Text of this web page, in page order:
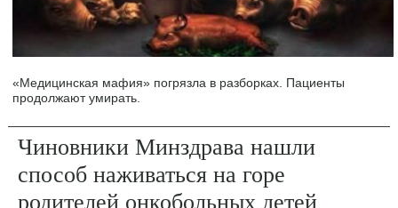
«Медицинская мафия» погрязла в разборках. Пациенты
продолжают умирать.
Чиновники Минздрава нашли
способ наживаться на горе
родителей онкобольных детей